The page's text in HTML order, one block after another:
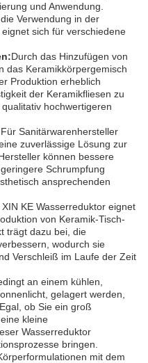
und Anwendung.
Verwendung in der
sich für verschiedene
Durch das Hinzufügen von
das Keramikkörpergemisch
Produktion erheblich
der Keramikfliesen zu
hochwertigeren
Für Sanitärwarenhersteller
zuverlässige Lösung zur
können bessere
Schrumpfung
ansprechenden
XIN KE Wasserreduktor eignet
von Keramik-Tisch-
trägt dazu bei, die
wodurch sie
Verschleiß im Laufe der Zeit
an einem kühlen,
gelagert werden,
ob Sie ein groß
kleine
Wasserreduktor
bringen.
mit dem